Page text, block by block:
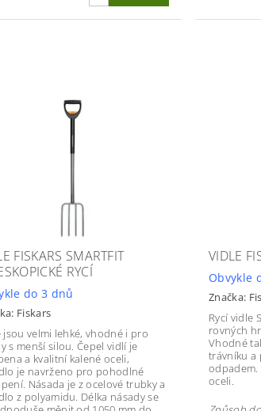
FISKARS SMARTFIT
RYCÍ
do 3 dnů
Fiskars
jsou velmi lehké, vhodné i pro
s menší silou. Čepel vidlí je
a kvalitní kalené oceli,
je navrženo pro pohodlné
Násada je z ocelové trubky a
z polyamidu. Délka násady se
VIDLE
Obvykle
Značka:
Rycí vidle
rovných
Vhodné
trávníku a
odpadem.
oceli.